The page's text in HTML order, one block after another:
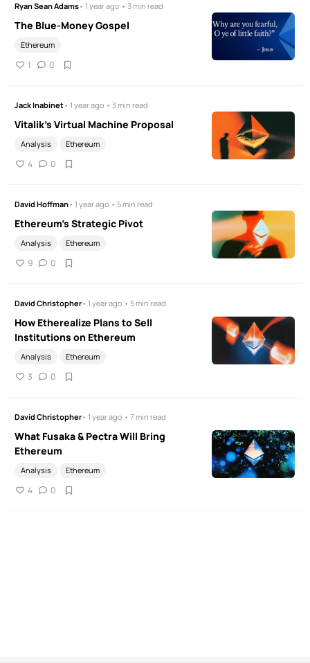
Ryan Sean Adams• 1 year ago • 3 min read
The Blue-Money Gospel
Ethereum
1 0
Jack Inabinet• 1 year ago • 3 min read
Vitalik's Virtual Machine Proposal
Analysis Ethereum
4 0
David Hoffman• 1 year ago • 5 min read
Ethereum’s Strategic Pivot
Analysis Ethereum
9 0
David Christopher• 1 year ago • 5 min read
How Etherealize Plans to Sell
Institutions on Ethereum
Analysis Ethereum
3 0
David Christopher• 1 year ago • 7 min read
What Fusaka & Pectra Will Bring
Ethereum
Analysis Ethereum
4 0